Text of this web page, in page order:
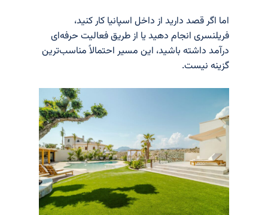
اما اگر قصد دارید از داخل اسپانیا کار کنید،
فریلنسری انجام دهید یا از طریق فعالیت حرفه‌ای
درآمد داشته باشید، این مسیر احتمالاً مناسب‌ترین
گزینه نیست.